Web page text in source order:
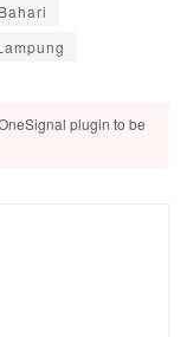
plugin to be